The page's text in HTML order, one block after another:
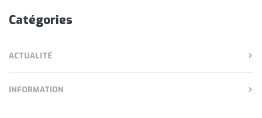
Catégories
ACTUALITÉ
INFORMATION